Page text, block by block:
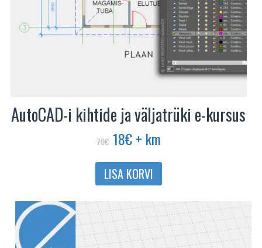
AutoCAD-i kihtide ja väljatrüki e-kursus
70€ Algne
oli:
70€.
18€Praegune
on:
18€.
+ km
LISA KORVI